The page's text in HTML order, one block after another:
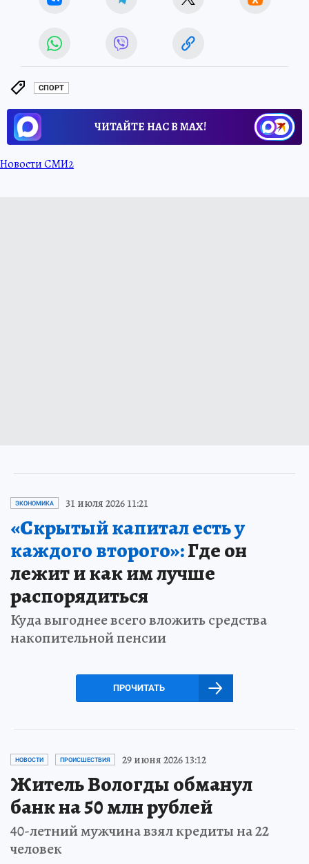
СПОРТ
ЧИТАЙТЕ НАС В МАХ!
Новости СМИ2
ЭКОНОМИКА 31 июля 2026 11:21
«Скрытый капитал есть у
каждого второго»:Где он
лежит и как им лучше
распорядиться
Куда выгоднее всего вложить средства
накопительной пенсии
ПРОЧИТАТЬ
НОВОСТИ ПРОИСШЕСТВИЯ 29 июня 2026 13:12
Житель Вологды обманул
банк на 50 млн рублей
40-летний мужчина взял кредиты на 22
человек